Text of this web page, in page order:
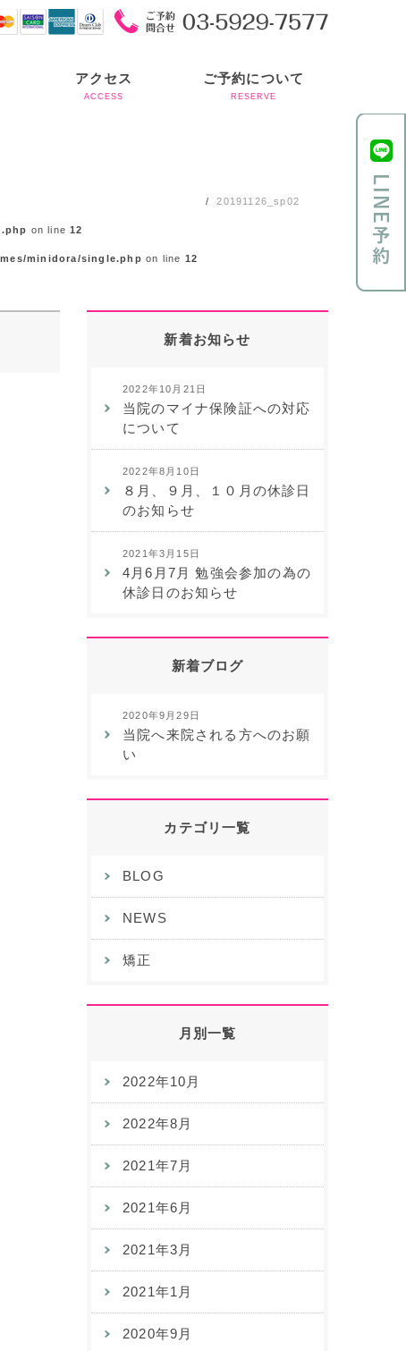
アクセス
ACCESS
ご予約について
RESERVE
on line12
minidora/single.php on line 12
20191126_sp02
新着お知らせ
2022年10月21日
当院のマイナ保険証への対応
について
2022年8月10日
８月、９月、１０月の休診日
のお知らせ
2021年3月15日
4月6月7月 勉強会参加の為の
休診日のお知らせ
新着ブログ
2020年9月29日
当院へ来院される方へのお願
い
カテゴリ一覧
BLOG
NEWS
矯正
月別一覧
2022年10月
2022年8月
2021年7月
2021年6月
2021年3月
2021年1月
2020年9月